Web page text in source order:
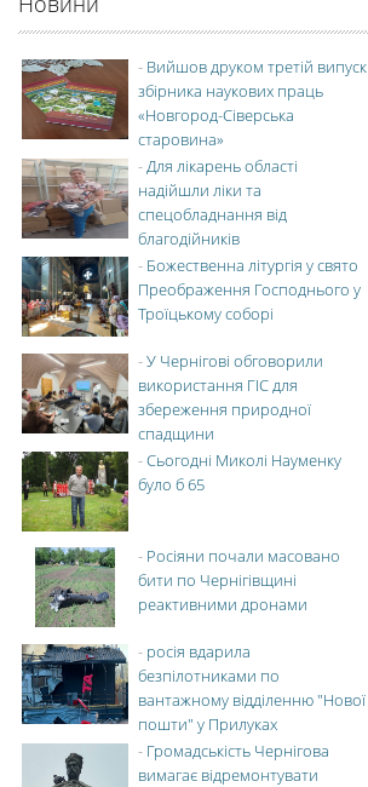
- Вийшов друком третій випуск
збірника наукових праць
«Новгород-Сіверська
старовина»
-Для лікарень області
надійшли ліки та
спецобладнання від
благодійників
- Божественна літургія у свято
Преображення Господнього у
Троїцькому соборі
-У Чернігові обговорили
використання ГІС для
збереження природної
спадщини
-Сьогодні Миколі Науменку
було б 65
- Росіяни почали масовано
бити по Чернігівщині
реактивними дронами
- росія вдарила
безпілотниками по
вантажному відділенню "Нової
пошти" у Прилуках
- Громадськість Чернігова
вимагає відремонтувати